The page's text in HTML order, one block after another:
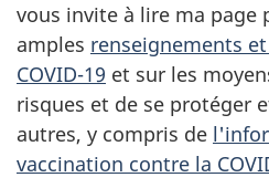
vous invite à lire ma page
amples renseignements
COVID-19 et sur les
risques et de se protéger
autres, y compris de
vaccination contre la